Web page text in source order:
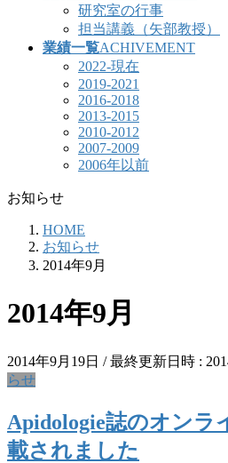
研究室の行事
担当講義（矢部教授）
業績一覧ACHIVEMENT
2022-現在
2019-2021
2016-2018
2013-2015
2010-2012
2007-2009
2006年以前
お知らせ
HOME
お知らせ
2014年9月
2014年9月
2014年9月19日 / 最終更新日時 :
らせ
Apidologie誌のオンラ
載されました